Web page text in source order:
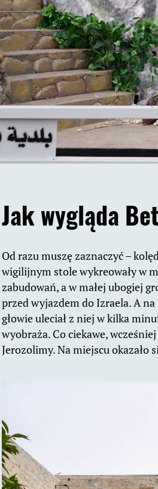
Jak wygląda
Od razu muszę zaznaczyć –
wigilijnym stole wykreowały w
zabudowań, a w małej ubogiej
przed wyjazdem do Izraela. A
głowie uleciał z niej w kilka
wyobraża. Co ciekawe,
Jerozolimy. Na miejscu okazało